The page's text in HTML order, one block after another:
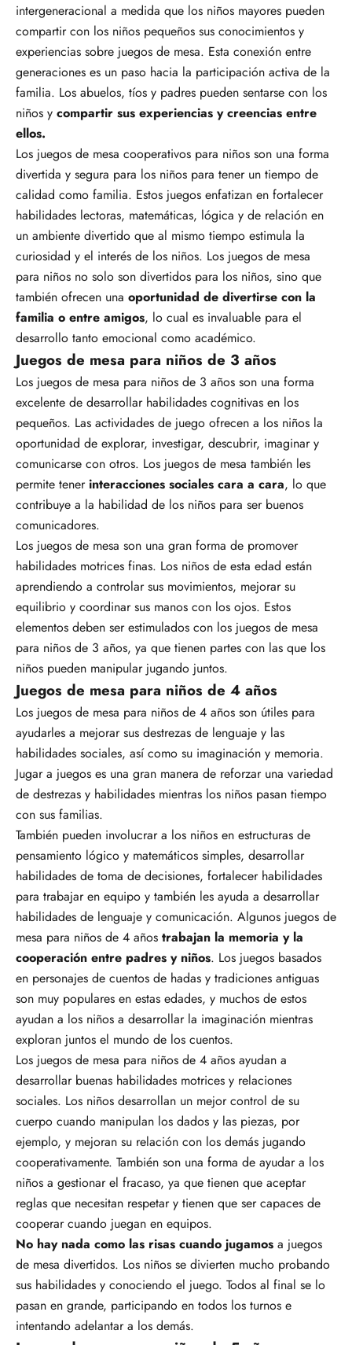
intergeneracional a medida que los niños mayores pueden
compartir con los niños pequeños sus conocimientos y
experiencias sobre juegos de mesa. Esta conexión entre
generaciones es un paso hacia la participación activa de la
familia. Los abuelos, tíos y padres pueden sentarse con los
niños y compartir sus experiencias y creencias entre
ellos.
Los juegos de mesa cooperativos para niños son una forma
divertida y segura para los niños para tener un tiempo de
calidad como familia. Estos juegos enfatizan en fortalecer
habilidades lectoras, matemáticas, lógica y de relación en
un ambiente divertido que al mismo tiempo estimula la
curiosidad y el interés de los niños. Los juegos de mesa
para niños no solo son divertidos para los niños, sino que
también ofrecen una oportunidad de divertirse con la
familia o entre amigos, lo cual es invaluable para el
desarrollo tanto emocional como académico.
Juegos de mesa para niños de 3 años
Los juegos de mesa para niños de 3 años son una forma
excelente de desarrollar habilidades cognitivas en los
pequeños. Las actividades de juego ofrecen a los niños la
oportunidad de explorar, investigar, descubrir, imaginar y
comunicarse con otros. Los juegos de mesa también les
permite tenerinteracciones sociales cara a cara, lo que
contribuye a la habilidad de los niños para ser buenos
comunicadores.
Los juegos de mesa son una gran forma de promover
habilidades motrices finas. Los niños de esta edad están
aprendiendo a controlar sus movimientos, mejorar su
equilibrio y coordinar sus manos con los ojos. Estos
elementos deben ser estimulados con los juegos de mesa
para niños de 3 años, ya que tienen partes con las que los
niños pueden manipular jugando juntos.
Juegos de mesa para niños de 4 años
Los juegos de mesa para niños de 4 años son útiles para
ayudarles a mejorar sus destrezas de lenguaje y las
habilidades sociales, así como su imaginación y memoria.
Jugar a juegos es una gran manera de reforzar una variedad
de destrezas y habilidades mientras los niños pasan tiempo
con sus familias.
También pueden involucrar a los niños en estructuras de
pensamiento lógico y matemáticos simples, desarrollar
habilidades de toma de decisiones, fortalecer habilidades
para trabajar en equipo y también les ayuda a desarrollar
habilidades de lenguaje y comunicación. Algunos juegos de
mesa para niños de 4 años trabajan la memoria y la
cooperación entre padres y niños. Los juegos basados
en personajes de cuentos de hadas y tradiciones antiguas
son muy populares en estas edades, y muchos de estos
ayudan a los niños a desarrollar la imaginación mientras
exploran juntos el mundo de los cuentos.
Los juegos de mesa para niños de 4 años ayudan a
desarrollar buenas habilidades motrices y relaciones
sociales. Los niños desarrollan un mejor control de su
cuerpo cuando manipulan los dados y las piezas, por
ejemplo, y mejoran su relación con los demás jugando
cooperativamente. También son una forma de ayudar a los
niños a gestionar el fracaso, ya que tienen que aceptar
reglas que necesitan respetar y tienen que ser capaces de
cooperar cuando juegan en equipos.
No hay nada como las risas cuando jugamos a juegos
de mesa divertidos. Los niños se divierten mucho probando
sus habilidades y conociendo el juego. Todos al final se lo
pasan en grande, participando en todos los turnos e
intentando adelantar a los demás.